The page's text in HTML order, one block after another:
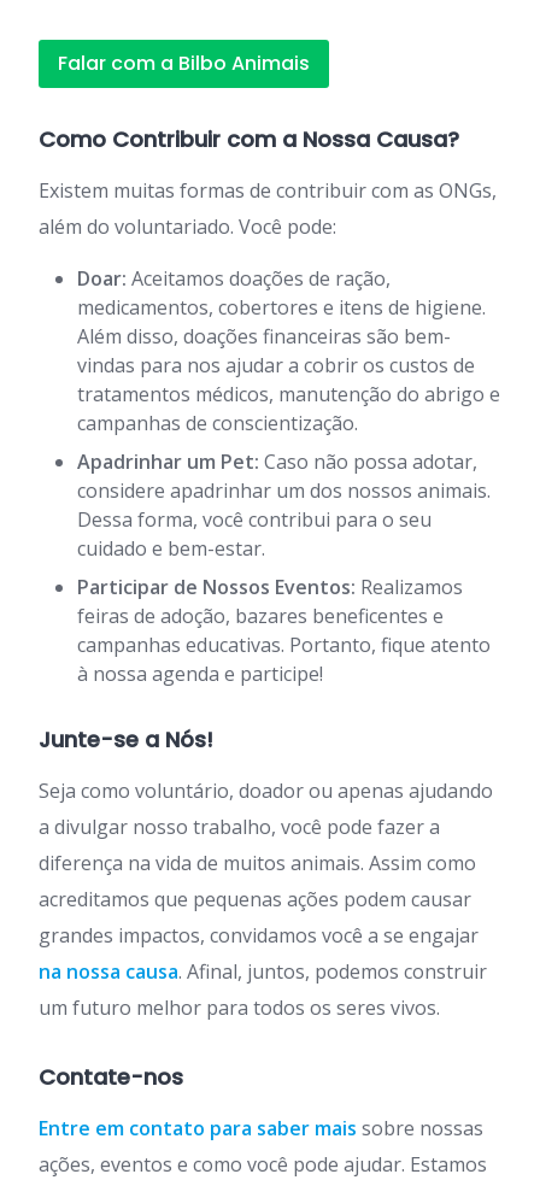
Falar com a Bilbo Animais
Como Contribuir com a Nossa Causa?
Existem muitas formas de contribuir com as ONGs,
além do voluntariado. Você pode:
Doar: Aceitamos doações de ração,
medicamentos, cobertores e itens de higiene.
Além disso, doações financeiras são bem-
vindas para nos ajudar a cobrir os custos de
tratamentos médicos, manutenção do abrigo e
campanhas de conscientização.
Apadrinhar um Pet: Caso não possa adotar,
considere apadrinhar um dos nossos animais.
Dessa forma, você contribui para o seu
cuidado e bem-estar.
Participar de Nossos Eventos: Realizamos
feiras de adoção, bazares beneficentes e
campanhas educativas. Portanto, fique atento
à nossa agenda e participe!
Junte-se a Nós!
Seja como voluntário, doador ou apenas ajudando
a divulgar nosso trabalho, você pode fazer a
diferença na vida de muitos animais. Assim como
acreditamos que pequenas ações podem causar
grandes impactos, convidamos você a se engajar
na nossa causa. Afinal, juntos, podemos construir
um futuro melhor para todos os seres vivos.
Contate-nos
Entre em contato para saber mais sobre nossas
ações, eventos e como você pode ajudar. Estamos